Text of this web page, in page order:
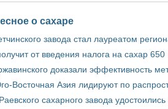
о сахаре
завода стал лауреатом
от введения налога на сахар
доказали эффективность
Восточная Азия лидируют по
сахарного завода удостоились